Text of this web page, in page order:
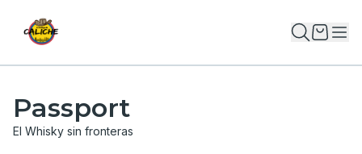
Passport
El Whisky sin fronteras